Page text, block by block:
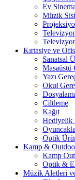
Ev
Müzik
Kırtasiye ve
Sanatsal
Masaüstü
Yazı
Okul
Ciltleme
Kağıt
Hediyelik
Optik
Kamp &
Kamp
Optik &
Müzik Aletleri